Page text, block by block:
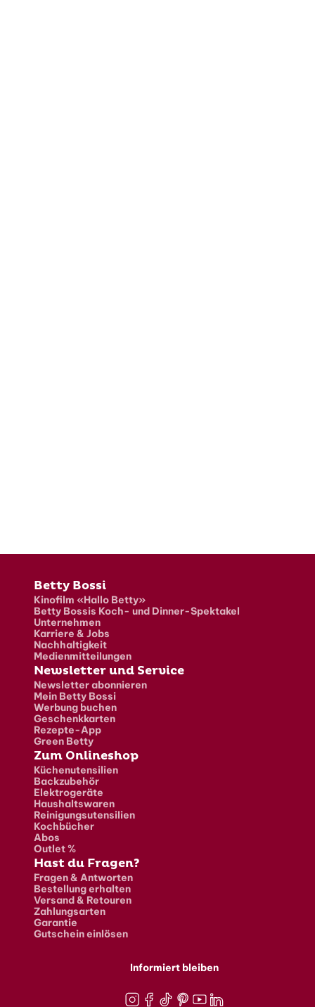
Fusszeile
Betty Bossi
Kinofilm «Hallo Betty»
Betty Bossis Koch- und Dinner-Spektakel
Unternehmen
Karriere & Jobs
Nachhaltigkeit
Medienmitteilungen
Newsletter und Service
Newsletter abonnieren
Mein Betty Bossi
Werbung buchen
Geschenkkarten
Rezepte-App
Green Betty
Zum Onlineshop
Küchenutensilien
Backzubehör
Elektrogeräte
Haushaltswaren
Reinigungsutensilien
Kochbücher
Abos
Outlet %
Hast du Fragen?
Fragen & Antworten
Bestellung erhalten
Versand & Retouren
Zahlungsarten
Garantie
Gutschein einlösen
Informiert bleiben